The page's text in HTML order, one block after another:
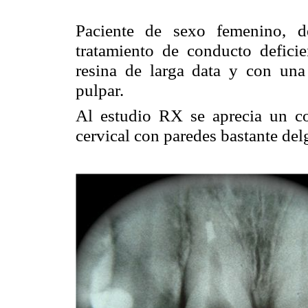
Paciente de sexo femenino,
tratamiento de conducto
resina de larga data y con
pulpar.
Al estudio RX se aprecia un
cervical con paredes bastante